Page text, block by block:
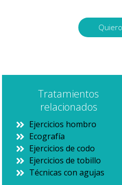
Tratamientos
relacionados
Ejercicios hombro
Ecografía
Ejercicios de codo
Ejercicios de tobillo
Técnicas con agujas